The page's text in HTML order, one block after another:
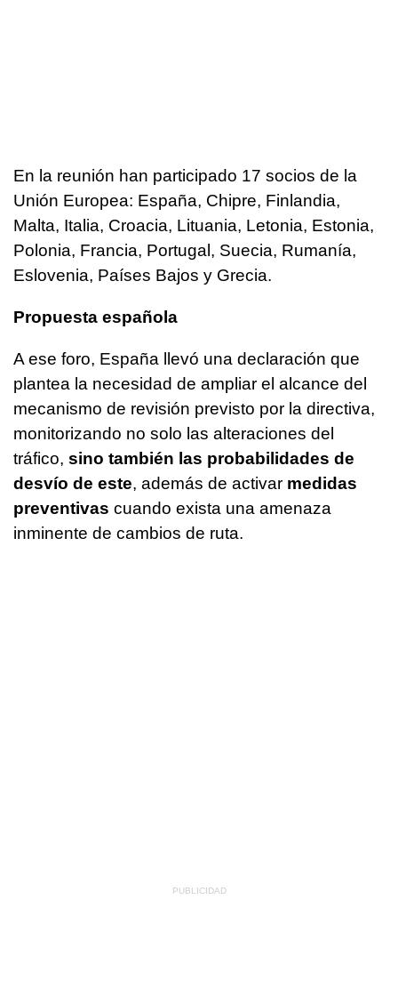
En la reunión han participado 17 socios de la
Unión Europea: España, Chipre, Finlandia,
Malta, Italia, Croacia, Lituania, Letonia, Estonia,
Polonia, Francia, Portugal, Suecia, Rumanía,
Eslovenia, Países Bajos y Grecia.
Propuesta española
A ese foro, España llevó una declaración que
plantea la necesidad de ampliar el alcance del
mecanismo de revisión previsto por la directiva,
monitorizando no solo las alteraciones del
tráfico, sino también las probabilidades de
desvío de este, además de activar medidas
preventivas cuando exista una amenaza
inminente de cambios de ruta.